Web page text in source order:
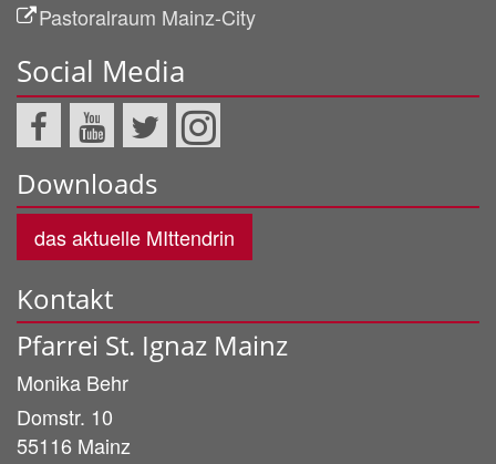
Pastoralraum Mainz-City
Social Media
Downloads
das aktuelle MIttendrin
Kontakt
Pfarrei St. Ignaz Mainz
Monika Behr
Domstr. 10
55116 Mainz